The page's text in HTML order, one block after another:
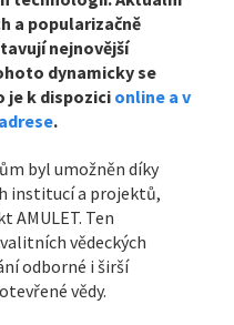
a popularizačně
nejnovější
dynamicky se
je k dispozici online a v
.
byl umožněn díky
institucí a projektů,
AMULET. Ten
vědeckých
odborné i širší
vědy.